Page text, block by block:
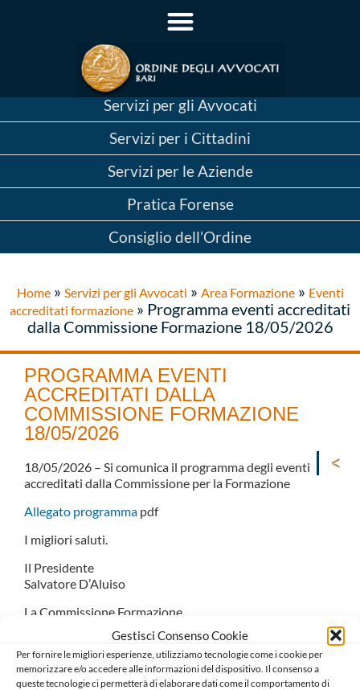
Gestisci Consenso Cookie
Per fornire le migliori esperienze, utilizziamo tecnologie come i cookie per
memorizzare e/o accedere alle informazioni del dispositivo. Il consenso a
queste tecnologie ci permetterà di elaborare dati come il comportamento di
Servizi per gli Avvocati
Servizi per i Cittadini
Servizi per le Aziende
Pratica Forense
Consiglio dell’Ordine
Home» Servizi per gli Avvocati » Area Formazione» Eventi
accreditati formazione » Programma eventi accreditati
dalla Commissione Formazione 18/05/2026
PROGRAMMA EVENTI
ACCREDITATI DALLA
COMMISSIONE FORMAZIONE
18/05/2026
18/05/2026 – Si comunica il programma degli eventi
accreditati dalla Commissione per la Formazione
Allegato programma pdf
I migliori saluti.
Il Presidente
Salvatore D’Aluiso
La Commissione Formazione
Gaetano Fioretti